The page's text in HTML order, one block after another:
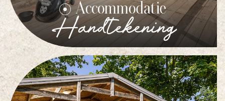
Accommodatie
Handtekening